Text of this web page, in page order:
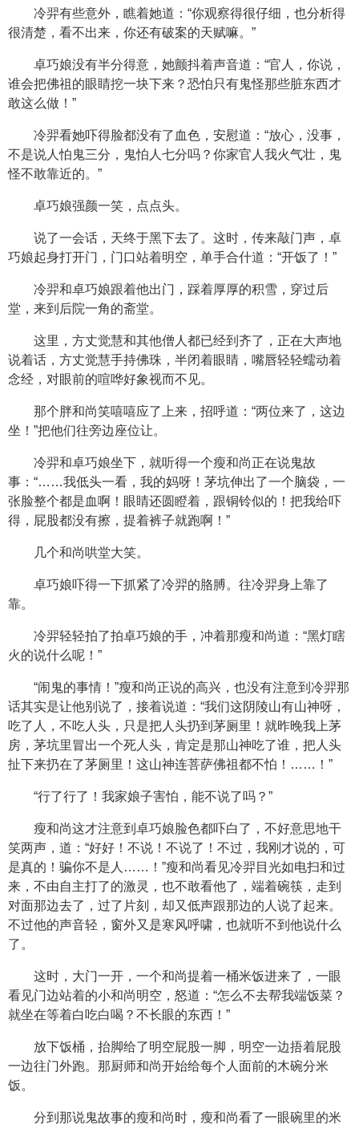
冷羿有些意外，瞧着她道：“你观察得很仔细，也分析得
很清楚，看不出来，你还有破案的天赋嘛。”
卓巧娘没有半分得意，她颤抖着声音道：“官人，你说，
谁会把佛祖的眼睛挖一块下来？恐怕只有鬼怪那些脏东西才
敢这么做！”
冷羿看她吓得脸都没有了血色，安慰道：“放心，没事，
不是说人怕鬼三分，鬼怕人七分吗？你家官人我火气壮，鬼
怪不敢靠近的。”
卓巧娘强颜一笑，点点头。
说了一会话，天终于黑下去了。这时，传来敲门声，卓
巧娘起身打开门，门口站着明空，单手合什道：“开饭了！”
冷羿和卓巧娘跟着他出门，踩着厚厚的积雪，穿过后
堂，来到后院一角的斋堂。
这里，方丈觉慧和其他僧人都已经到齐了，正在大声地
说着话，方丈觉慧手持佛珠，半闭着眼睛，嘴唇轻轻蠕动着
念经，对眼前的喧哗好象视而不见。
那个胖和尚笑嘻嘻应了上来，招呼道：“两位来了，这边
坐！”把他们往旁边座位让。
冷羿和卓巧娘坐下，就听得一个瘦和尚正在说鬼故
事：“……我低头一看，我的妈呀！茅坑伸出了一个脑袋，一
张脸整个都是血啊！眼睛还圆瞪着，跟铜铃似的！把我给吓
得，屁股都没有擦，提着裤子就跑啊！”
几个和尚哄堂大笑。
卓巧娘吓得一下抓紧了冷羿的胳膊。往冷羿身上靠了
靠。
冷羿轻轻拍了拍卓巧娘的手，冲着那瘦和尚道：“黑灯瞎
火的说什么呢！”
“闹鬼的事情！”瘦和尚正说的高兴，也没有注意到冷羿那
话其实是让他别说了，接着说道：“我们这阴陵山有山神呀，
吃了人，不吃人头，只是把人头扔到茅厕里！就昨晚我上茅
房，茅坑里冒出一个死人头，肯定是那山神吃了谁，把人头
扯下来扔在了茅厕里！这山神连菩萨佛祖都不怕！……！”
“行了行了！我家娘子害怕，能不说了吗？”
瘦和尚这才注意到卓巧娘脸色都吓白了，不好意思地干
笑两声，道：“好好！不说！不说了！不过，我刚才说的，可
是真的！骗你不是人……！”瘦和尚看见冷羿目光如电扫和过
来，不由自主打了的激灵，也不敢看他了，端着碗筷，走到
对面那边去了，过了片刻，却又低声跟那边的人说了起来。
不过他的声音轻，窗外又是寒风呼啸，也就听不到他说什么
了。
这时，大门一开，一个和尚提着一桶米饭进来了，一眼
看见门边站着的小和尚明空，怒道：“怎么不去帮我端饭菜？
就坐在等着白吃白喝？不长眼的东西！”
放下饭桶，抬脚给了明空屁股一脚，明空一边捂着屁股
一边往门外跑。那厨师和尚开始给每个人面前的木碗分米
饭。
分到那说鬼故事的瘦和尚时，瘦和尚看了一眼碗里的米